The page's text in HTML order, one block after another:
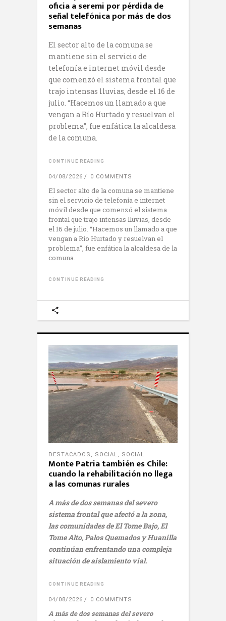
oficia a seremi por pérdida de
señal telefónica por más de dos
semanas
El sector alto de la comuna se
mantiene sin el servicio de
telefonía e internet móvil desde
que comenzó el sistema frontal que
trajo intensas lluvias, desde el 16 de
julio. “Hacemos un llamado a que
vengan a Río Hurtado y resuelvan el
problema”, fue enfática la alcaldesa
de la comuna.
CONTINUE READING
04/08/2026 0 COMMENTS
El sector alto de la comuna se mantiene
sin el servicio de telefonía e internet
móvil desde que comenzó el sistema
frontal que trajo intensas lluvias, desde
el 16 de julio. “Hacemos un llamado a que
vengan a Río Hurtado y resuelvan el
problema”, fue enfática la alcaldesa de la
comuna.
CONTINUE READING
DESTACADOS SOCIAL SOCIAL
Monte Patria también es Chile:
cuando la rehabilitación no llega
a las comunas rurales
A más de dos semanas del severo
sistema frontal que afectó a la zona,
las comunidades de El Tome Bajo, El
Tome Alto, Palos Quemados y Huanilla
continúan enfrentando una compleja
situación de aislamiento vial.
CONTINUE READING
04/08/2026 0 COMMENTS
A más de dos semanas del severo